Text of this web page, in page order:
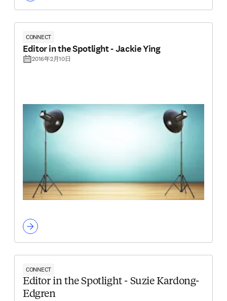
CONNECT
Editor in the Spotlight - Jackie Ying
2016年2月10日
CONNECT
Editor in the Spotlight - Suzie Kardong-
Edgren